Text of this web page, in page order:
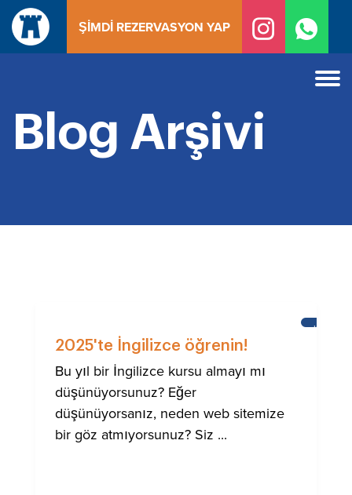
İçeriğe
geç
ŞIMDI REZERVASYON YAP
Blog Arşivi
KALE
2025'te İngilizce öğrenin!
Bu yıl bir İngilizce kursu almayı mı
düşünüyorsunuz? Eğer
düşünüyorsanız, neden web sitemize
bir göz atmıyorsunuz? Siz ...